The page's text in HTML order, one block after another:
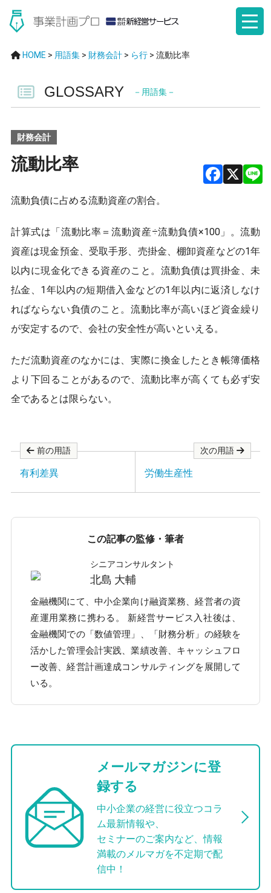
HOME > 用語集> 財務会計> ら行> 流動比率
GLOSSARY －用語集－
財務会計
流動比率
ce
b
o
o
k
流動負債に占める流動資産の割合。
計算式は「流動比率＝流動資産÷流動負債×100」。流動
資産は現金預金、受取手形、売掛金、棚卸資産などの1年
以内に現金化できる資産のこと。流動負債は買掛金、未
払金、1年以内の短期借入金などの1年以内に返済しなけ
ればならない負債のこと。流動比率が高いほど資金繰り
が安定するので、会社の安全性が高いといえる。
ただ流動資産のなかには、実際に換金したとき帳簿価格
より下回ることがあるので、流動比率が高くても必ず安
全であるとは限らない。
前の用語
有利差異
次の用語
労働生産性
この記事の監修・筆者
シニアコンサルタント
北島 大輔
金融機関にて、中小企業向け融資業務、経営者の資
産運用業務に携わる。 新経営サービス入社後は、
金融機関での「数値管理」、「財務分析」の経験を
活かした管理会計実践、業績改善、キャッシュフロ
ー改善、経営計画達成コンサルティングを展開して
いる。
メールマガジンに登
録する
中小企業の経営に役立つコラ
ム最新情報や、
セミナーのご案内など、情報
満載のメルマガを不定期で配
信中！